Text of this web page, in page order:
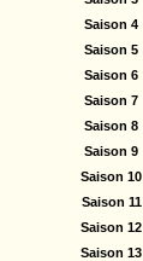
Saison 4
Saison 5
Saison 6
Saison 7
Saison 8
Saison 9
Saison 10
Saison 11
Saison 12
Saison 13